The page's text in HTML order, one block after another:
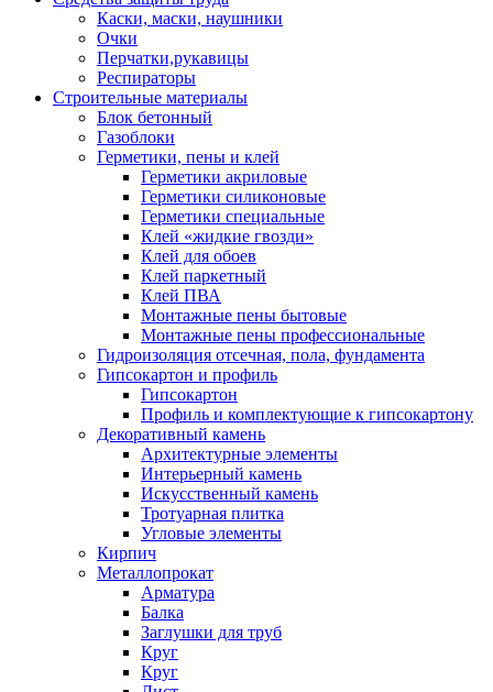
Каски, маски, наушники
Очки
Перчатки,рукавицы
Респираторы
Строительные материалы
Блок бетонный
Газоблоки
Герметики, пены и клей
Герметики акриловые
Герметики силиконовые
Герметики специальные
Клей «жидкие гвозди»
Клей для обоев
Клей паркетный
Клей ПВА
Монтажные пены бытовые
Монтажные пены профессиональные
Гидроизоляция отсечная, пола, фундамента
Гипсокартон и профиль
Гипсокартон
Профиль и комплектующие к гипсокартону
Декоративный камень
Архитектурные элементы
Интерьерный камень
Искусственный камень
Тротуарная плитка
Угловые элементы
Кирпич
Металлопрокат
Арматура
Балка
Заглушки для труб
Круг
Круг